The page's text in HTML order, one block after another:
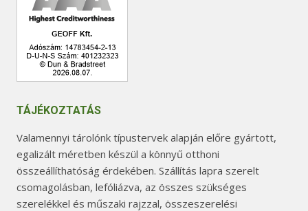
TÁJÉKOZTATÁS
Valamennyi tárolónk típustervek alapján előre gyártott,
egalizált méretben készül a könnyű otthoni
összeállíthatóság érdekében. Szállítás lapra szerelt
csomagolásban, lefóliázva, az összes szükséges
szerelékkel és műszaki rajzzal, összeszerelési